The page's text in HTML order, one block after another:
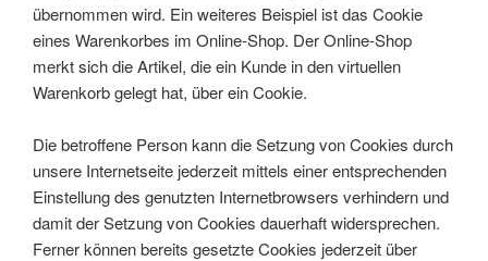
übernommen wird. Ein weiteres Beispiel ist das Cookie
eines Warenkorbes im Online-Shop. Der Online-Shop
merkt sich die Artikel, die ein Kunde in den virtuellen
Warenkorb gelegt hat, über ein Cookie.
Die betroffene Person kann die Setzung von Cookies durch
unsere Internetseite jederzeit mittels einer entsprechenden
Einstellung des genutzten Internetbrowsers verhindern und
damit der Setzung von Cookies dauerhaft widersprechen.
Ferner können bereits gesetzte Cookies jederzeit über